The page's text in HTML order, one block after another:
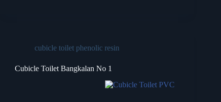
cubicle toilet phenolic resin
Cubicle Toilet Bangkalan No 1